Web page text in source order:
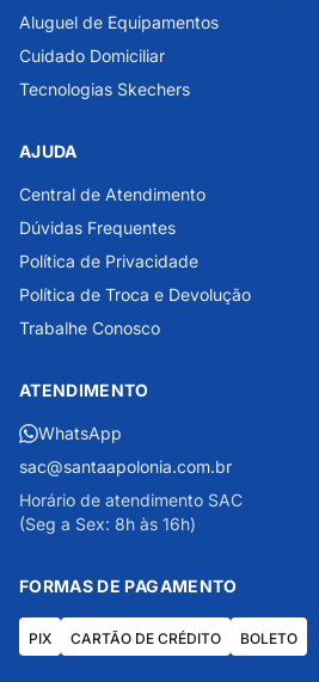
Aluguel de Equipamentos
Cuidado Domiciliar
Tecnologias Skechers
AJUDA
Central de Atendimento
Dúvidas Frequentes
Política de Privacidade
Política de Troca e Devolução
Trabalhe Conosco
ATENDIMENTO
WhatsApp
sac@santaapolonia.com.br
Horário de atendimento SAC
(Seg a Sex: 8h às 16h)
FORMAS DE PAGAMENTO
PIX CARTÃO DE CRÉDITO BOLETO